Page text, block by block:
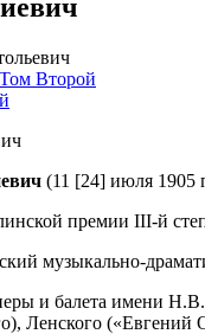
Том Второй
(11 [24] июля 1905
премии III-й
музыкально-
и балета имени
Ленского («Евгений